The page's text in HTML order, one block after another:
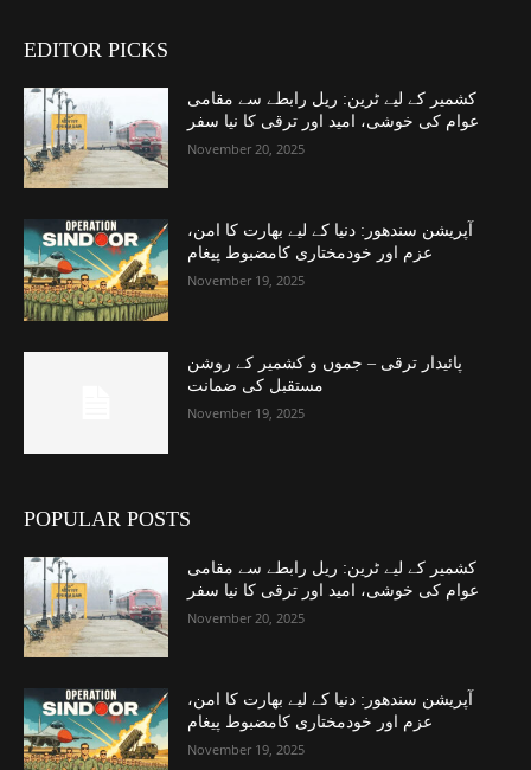
EDITOR PICKS
کشمیر کے لیے ٹرین: ریل رابطے سے مقامی
عوام کی خوشی، امید اور ترقی کا نیا سفر
November 20, 2025
آپریشن سندھور: دنیا کے لیے بھارت کا امن،
عزم اور خودمختاری کامضبوط پیغام
November 19, 2025
پائیدار ترقی – جموں و کشمیر کے روشن
مستقبل کی ضمانت
November 19, 2025
POPULAR POSTS
کشمیر کے لیے ٹرین: ریل رابطے سے مقامی
عوام کی خوشی، امید اور ترقی کا نیا سفر
November 20, 2025
آپریشن سندھور: دنیا کے لیے بھارت کا امن،
عزم اور خودمختاری کامضبوط پیغام
November 19, 2025